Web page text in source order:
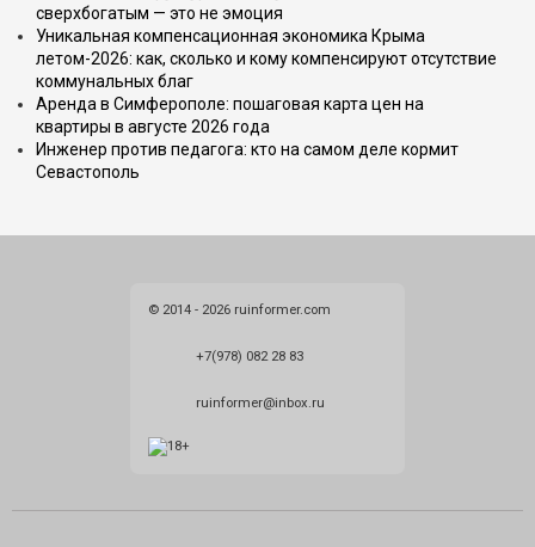
сверхбогатым — это не эмоция
Уникальная компенсационная экономика Крыма
летом-2026: как, сколько и кому компенсируют отсутствие
коммунальных благ
Аренда в Симферополе: пошаговая карта цен на
квартиры в августе 2026 года
Инженер против педагога: кто на самом деле кормит
Севастополь
© 2014 - 2026 ruinformer.com
+7(978) 082 28 83
ruinformer@inbox.ru